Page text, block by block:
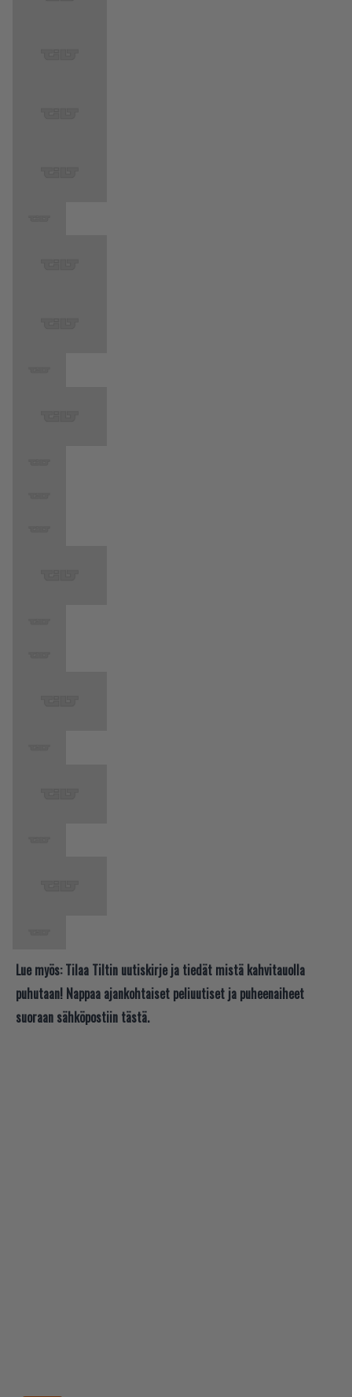
Lue myös: Tilaa Tiltin uutiskirje ja tiedät mistä kahvitauolla
puhutaan! Nappaa ajankohtaiset peliuutiset ja puheenaiheet
suoraan sähköpostiin tästä.